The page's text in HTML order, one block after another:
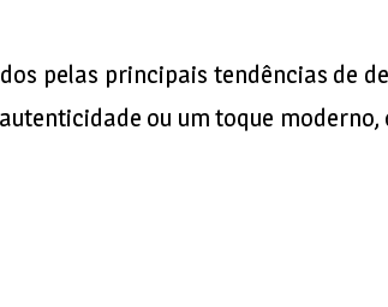
pelas principais tendências de
ou um toque